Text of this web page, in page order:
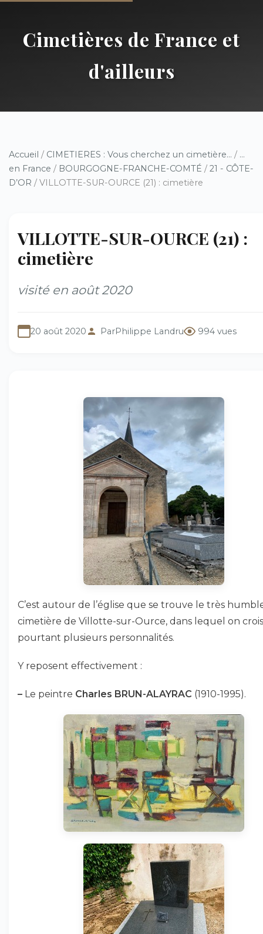
Cimetières de France et
d'ailleurs
Accueil / CIMETIERES : Vous cherchez un cimetière... / ...
en France / BOURGOGNE-FRANCHE-COMTÉ / 21 - CÔTE-
D’OR / VILLOTTE-SUR-OURCE (21) : cimetière
VILLOTTE-SUR-OURCE (21) :
cimetière
visité en août 2020
20 août 2020 ParPhilippe Landru 994 vues
C’est autour de l’église que se trouve le très
cimetière de Villotte-sur-Ource, dans lequel on
pourtant plusieurs personnalités.
Y reposent effectivement :
– Le peintre Charles BRUN-ALAYRAC (1910-1995).